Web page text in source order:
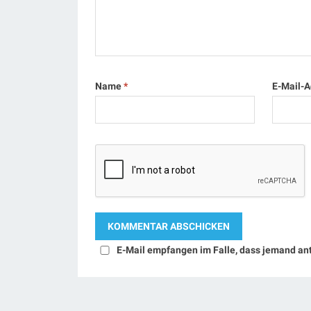
Name* E-Mail-
E-Mail empfangen im Falle, dass jemand